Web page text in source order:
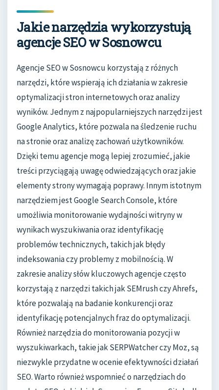
Jakie narzędzia wykorzystują
agencje SEO w Sosnowcu
Agencje SEO w Sosnowcu korzystają z różnych
narzędzi, które wspierają ich działania w zakresie
optymalizacji stron internetowych oraz analizy
wyników. Jednym z najpopularniejszych narzędzi jest
Google Analytics, które pozwala na śledzenie ruchu
na stronie oraz analizę zachowań użytkowników.
Dzięki temu agencje mogą lepiej zrozumieć, jakie
treści przyciągają uwagę odwiedzających oraz jakie
elementy strony wymagają poprawy. Innym istotnym
narzędziem jest Google Search Console, które
umożliwia monitorowanie wydajności witryny w
wynikach wyszukiwania oraz identyfikację
problemów technicznych, takich jak błędy
indeksowania czy problemy z mobilnością. W
zakresie analizy słów kluczowych agencje często
korzystają z narzędzi takich jak SEMrush czy Ahrefs,
które pozwalają na badanie konkurencji oraz
identyfikację potencjalnych fraz do optymalizacji.
Również narzędzia do monitorowania pozycji w
wyszukiwarkach, takie jak SERPWatcher czy Moz, są
niezwykle przydatne w ocenie efektywności działań
SEO. Warto również wspomnieć o narzędziach do